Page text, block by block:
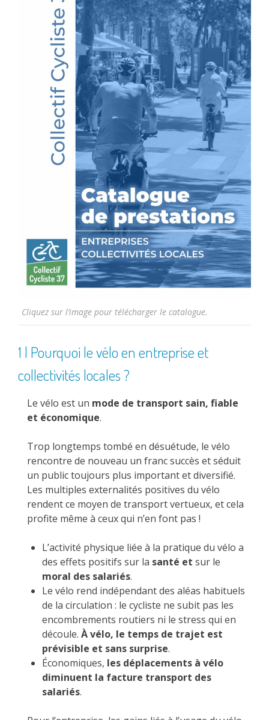
Cliquez sur l’image pour télécharger le catalogue.
1 | Pourquoi le vélo en entreprise et
collectivités locales ?
Le vélo est un mode de transport sain, fiable
et économique.
Trop longtemps tombé en désuétude, le vélo
rencontre de nouveau un franc succès et séduit
un public toujours plus important et diversifié.
Les multiples externalités positives du vélo
rendent ce moyen de transport vertueux, et cela
profite même à ceux qui n’en font pas !
L’activité physique liée à la pratique du vélo a
des effets positifs sur la santé et sur le
moral des salariés.
Le vélo rend indépendant des aléas habituels
de la circulation : le cycliste ne subit pas les
encombrements routiers ni le stress qui en
découle. À vélo, le temps de trajet est
prévisible et sans surprise.
Économiques, les déplacements à vélo
diminuent la facture transport des
salariés.